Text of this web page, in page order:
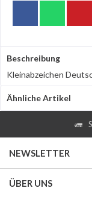
Beschreibung
Kleinabzeichen
Ähnliche Artikel
NEWSLETTER
ÜBER UNS